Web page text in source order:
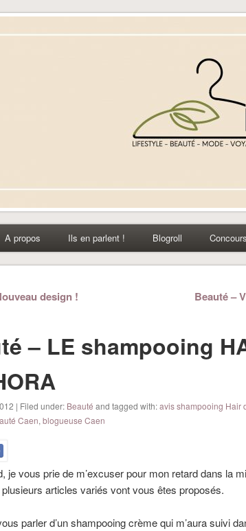
ing – Blog lifestyle beauté
A propos Ils en parlent ! Blogroll
design !
Beauté –
– LE shampooing
| Filed under: Beauté and tagged with:avis shampooing Hair
Caen, blogueuse Caen
je vous prie de m’excuser pour mon retard dans la
articles variés vont vous êtes proposés.
parler d’un shampooing crème qui m’aura suivi